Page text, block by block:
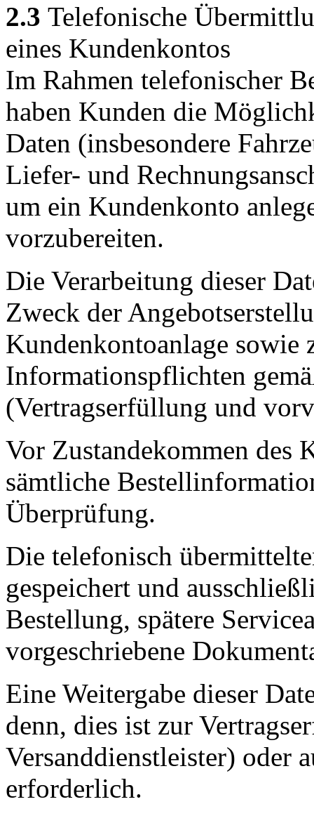
2.3 Telefonische
eines Kundenkontos
Im Rahmen telefonischer
haben Kunden die
Daten (insbesondere
Liefer- und
um ein Kundenkonto
vorzubereiten.
Die Verarbeitung dieser
Zweck der
Kundenkontoanlage
Informationspflichten
(Vertragserfüllung und
Vor Zustandekommen des
sämtliche
Überprüfung.
Die telefonisch
gespeichert und
Bestellung, spätere
vorgeschriebene
Eine Weitergabe dieser
denn, dies ist zur
Versanddienstleister) oder
erforderlich.